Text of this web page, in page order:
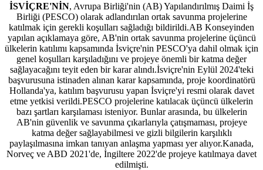
İSVİÇRE'NİN, Avrupa Birliği'nin (AB) Yapılandırılmış Daimi İş
Birliği (PESCO) olarak adlandırılan ortak savunma projelerine
katılmak için gerekli koşulları sağladığı bildirildi.AB Konseyinden
yapılan açıklamaya göre, AB'nin ortak savunma projelerine üçüncü
ülkelerin katılımı kapsamında İsviçre'nin PESCO'ya dahil olmak için
genel koşulları karşıladığını ve projeye önemli bir katma değer
sağlayacağını teyit eden bir karar alındı.İsviçre'nin Eylül 2024'teki
başvurusuna istinaden alınan karar kapsamında, proje koordinatörü
Hollanda'ya, katılım başvurusu yapan İsviçre'yi resmi olarak davet
etme yetkisi verildi.PESCO projelerine katılacak üçüncü ülkelerin
bazı şartları karşılaması isteniyor. Bunlar arasında, bu ülkelerin
AB'nin güvenlik ve savunma çıkarlarıyla çatışmaması, projeye
katma değer sağlayabilmesi ve gizli bilgilerin karşılıklı
paylaşılmasına imkan tanıyan anlaşma yapması yer alıyor.Kanada,
Norveç ve ABD 2021'de, İngiltere 2022'de projeye katılmaya davet
edilmişti.